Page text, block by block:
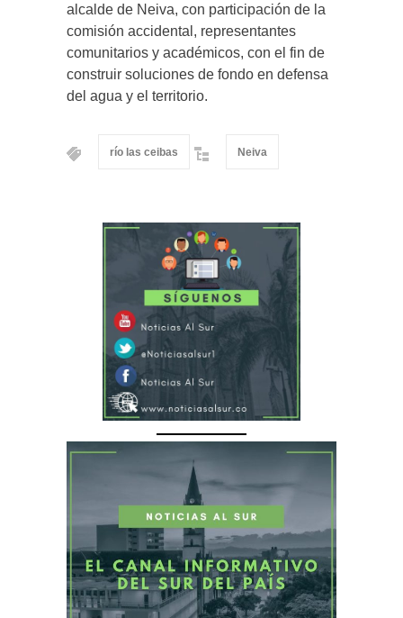
alcalde de Neiva, con participación de la
comisión accidental, representantes
comunitarios y académicos, con el fin de
construir soluciones de fondo en defensa
del agua y el territorio.
río las ceibas Neiva